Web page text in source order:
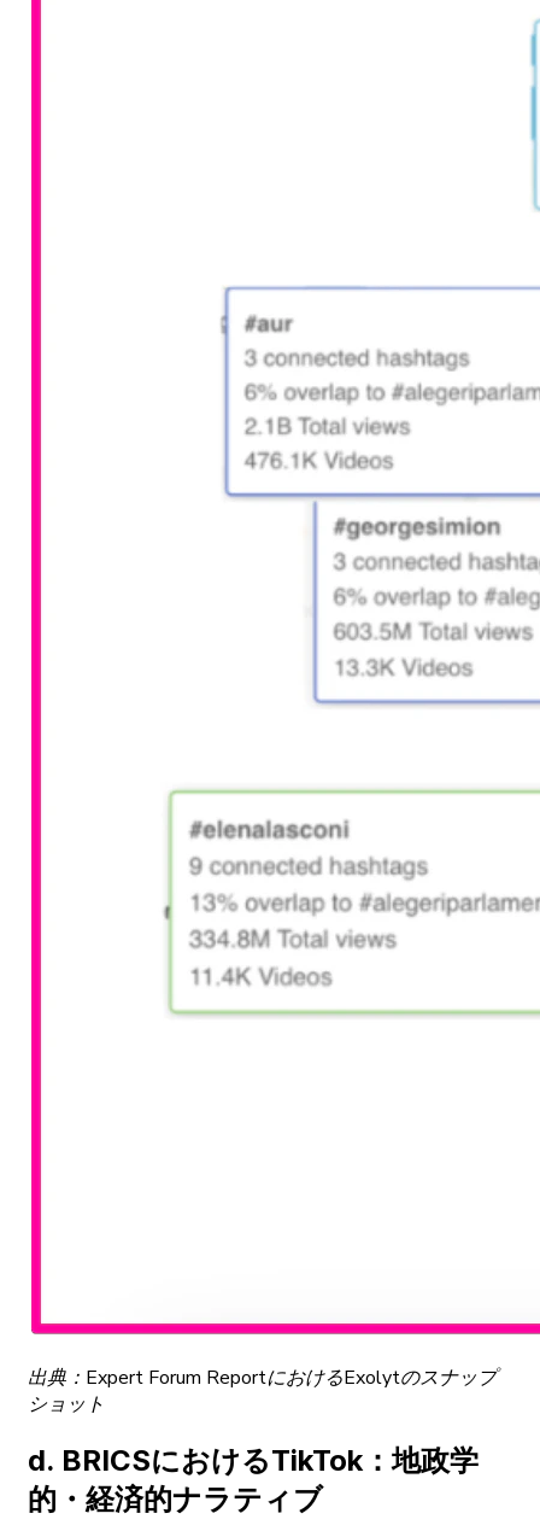
出典 ： Expert Forum ReportにおけるExolytのスナップ
ショット
d. BRICSにおけるTikTok：地政学
的 ・ 経済的ナラティブ